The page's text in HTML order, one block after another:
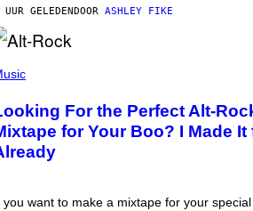
GELEDEN DOOR ASHLEY FIKE
For the Perfect Alt-
for Your Boo? I Made It
you want to make a mixtape for your